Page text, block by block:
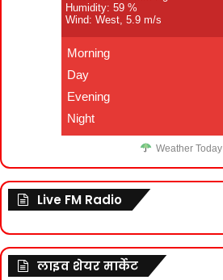
Humidity: 59 %
Wind: West, 5.9 m/s
Morning
Day
Evening
Night
Weather Today
Live FM Radio
लाइव शेयर मार्केट